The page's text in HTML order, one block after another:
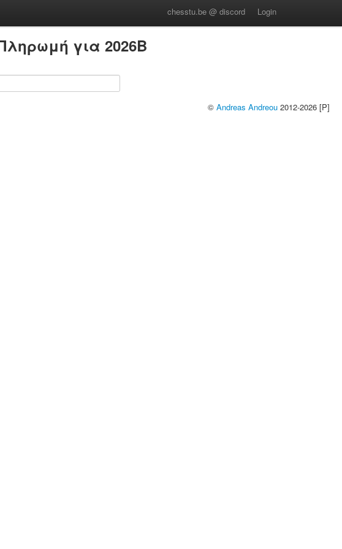
chesstu.be @ discord Login
για 2026B
© Andreas Andreou 2012-2026 [P]